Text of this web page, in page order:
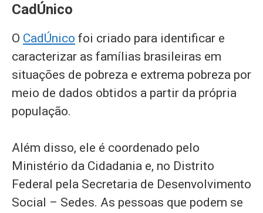
CadÚnico
O CadÚnico foi criado para identificar e
caracterizar as famílias brasileiras em
situações de pobreza e extrema pobreza por
meio de dados obtidos a partir da própria
população.
Além disso, ele é coordenado pelo
Ministério da Cidadania e, no Distrito
Federal pela Secretaria de Desenvolvimento
Social – Sedes. As pessoas que podem se